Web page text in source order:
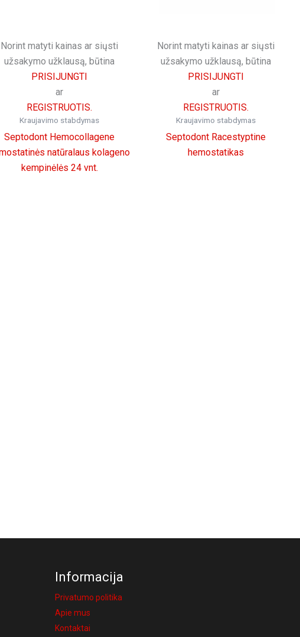
Norint matyti kainas ar siųsti
užsakymo užklausą, būtina
PRISIJUNGTI
ar
REGISTRUOTIS.
Kraujavimo stabdymas
Septodont Hemocollagene
natūralaus kolageno
kempinėlės 24 vnt.
Norint matyti kainas ar siųsti
užsakymo užklausą, būtina
PRISIJUNGTI
ar
REGISTRUOTIS.
Kraujavimo stabdymas
Septodont Racestyptine
hemostatikas
Informacija
Privatumo politika
Apie mus
Kontaktai